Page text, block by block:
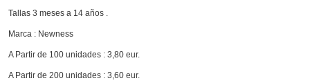
Tallas 3 meses a 14 años .
Marca : Newness
A Partir de 100 unidades : 3,80 eur.
A Partir de 200 unidades : 3,60 eur.